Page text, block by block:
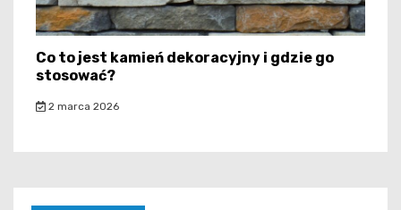
Co to jest kamień dekoracyjny i gdzie go
stosować?
2 marca 2026